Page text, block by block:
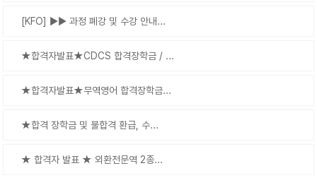
[KFO] ▶▶ 과정 폐강 및 수강 안내...
★합격자발표★CDCS 합격장학금 / ...
★합격자발표★무역영어 합격장학금...
★합격 장학금 및 불합격 환급, 수...
★ 합격자 발표 ★ 외환전문역 2종...